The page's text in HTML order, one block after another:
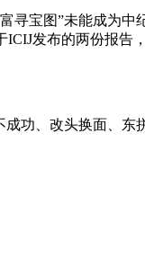
寻宝图”未能成为
发布的两份报告
功、改头换面、